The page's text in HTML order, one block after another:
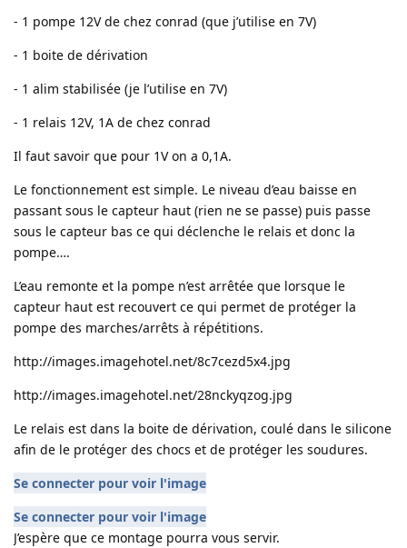
- 1 pompe 12V de chez conrad (que j’utilise en 7V)
- 1 boite de dérivation
- 1 alim stabilisée (je l’utilise en 7V)
- 1 relais 12V, 1A de chez conrad
Il faut savoir que pour 1V on a 0,1A.
Le fonctionnement est simple. Le niveau d’eau baisse en
passant sous le capteur haut (rien ne se passe) puis passe
sous le capteur bas ce qui déclenche le relais et donc la
pompe….
L’eau remonte et la pompe n’est arrêtée que lorsque le
capteur haut est recouvert ce qui permet de protéger la
pompe des marches/arrêts à répétitions.
http://images.imagehotel.net/8c7cezd5x4.jpg
http://images.imagehotel.net/28nckyqzog.jpg
Le relais est dans la boite de dérivation, coulé dans le silicone
afin de le protéger des chocs et de protéger les soudures.
Se connecter pour voir l'image
Se connecter pour voir l'image
J’espère que ce montage pourra vous servir.